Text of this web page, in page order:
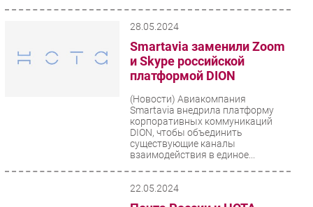
28.05.2024
Smartavia заменили Zoom
и Skype российской
платформой DION
(Новости) Авиакомпания
Smartavia внедрила платформу
корпоративных коммуникаций
DION, чтобы объединить
существующие каналы
взаимодействия в единое...
22.05.2024